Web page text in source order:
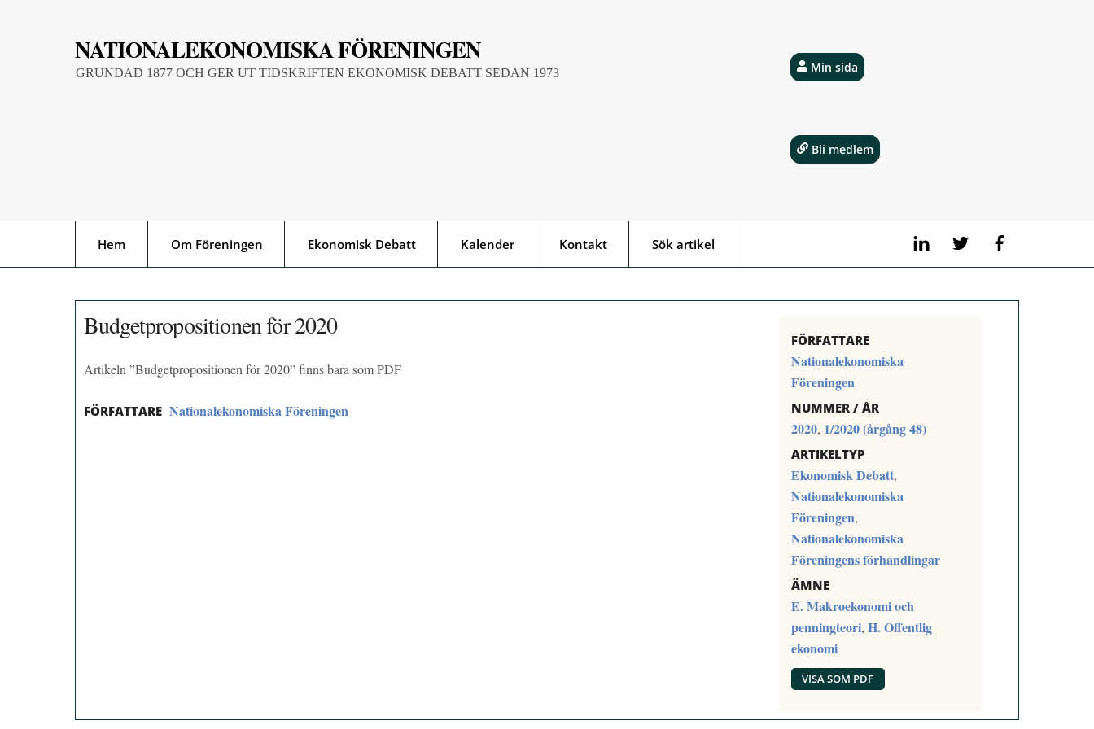
NATIONALEKONOMISKA FÖRENINGEN
GRUNDAD 1877 OCH GER UT TIDSKRIFTEN EKONOMISK DEBATT SEDAN 1973
LinkedIn Twitter
Hem Om Föreningen Ekonomisk Debatt Kalender Kontakt Sök artikel
Min sida
Bli medlem
Budgetpropositionen för 2020
Artikeln ”Budgetpropositionen för 2020” finns bara som PDF
FÖRFATTARE Nationalekonomiska Föreningen
FÖRFATTARE
Nationalekonomiska
Föreningen
NUMMER / ÅR
2020, 1/2020 (årgång 48)
ARTIKELTYP
Ekonomisk Debatt,
Nationalekonomiska
Föreningen,
Nationalekonomiska
Föreningens förhandlingar
ÄMNE
E. Makroekonomi och
penningteori, H. Offentlig
ekonomi
VISA SOM PDF